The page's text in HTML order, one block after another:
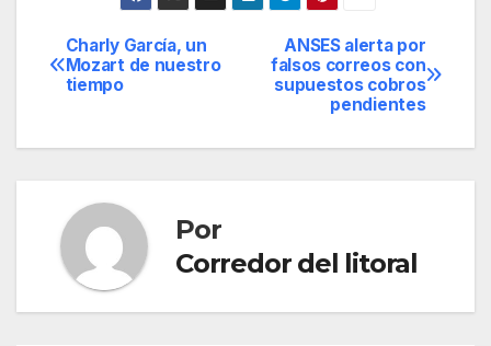
Navegación
de
entradas
ANSES alerta por
falsos correos con
supuestos cobros
pendientes
Charly García, un
Mozart de nuestro
tiempo
Por
Corredor del litoral